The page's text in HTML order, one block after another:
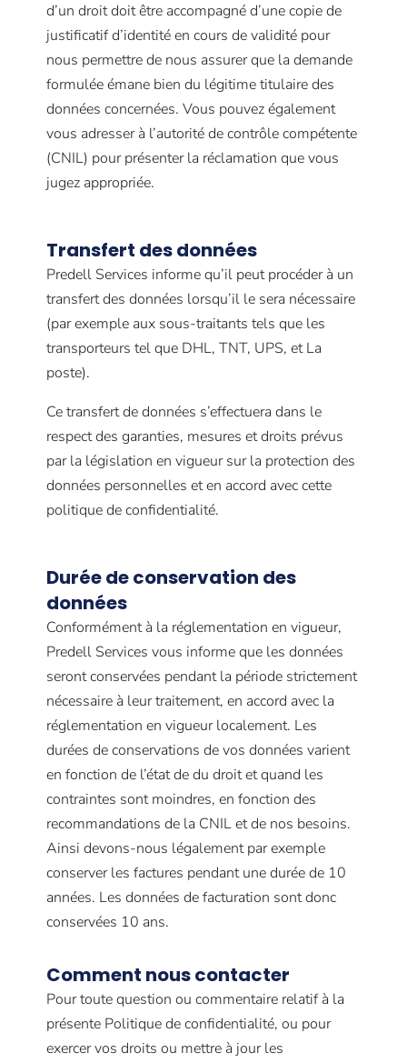
d’un droit doit être accompagné d’une copie de
justificatif d’identité en cours de validité pour
nous permettre de nous assurer que la demande
formulée émane bien du légitime titulaire des
données concernées. Vous pouvez également
vous adresser à l’autorité de contrôle compétente
(CNIL) pour présenter la réclamation que vous
jugez appropriée.
Transfert des données
Predell Services informe qu’il peut procéder à un
transfert des données lorsqu’il le sera nécessaire
(par exemple aux sous-traitants tels que les
transporteurs tel que DHL, TNT, UPS, et La
poste).
Ce transfert de données s’effectuera dans le
respect des garanties, mesures et droits prévus
par la législation en vigueur sur la protection des
données personnelles et en accord avec cette
politique de confidentialité.
Durée de conservation des
données
Conformément à la réglementation en vigueur,
Predell Services vous informe que les données
seront conservées pendant la période strictement
nécessaire à leur traitement, en accord avec la
réglementation en vigueur localement. Les
durées de conservations de vos données varient
en fonction de l’état de du droit et quand les
contraintes sont moindres, en fonction des
recommandations de la CNIL et de nos besoins.
Ainsi devons-nous légalement par exemple
conserver les factures pendant une durée de 10
années. Les données de facturation sont donc
conservées 10 ans.
Comment nous contacter
Pour toute question ou commentaire relatif à la
présente Politique de confidentialité, ou pour
exercer vos droits ou mettre à jour les